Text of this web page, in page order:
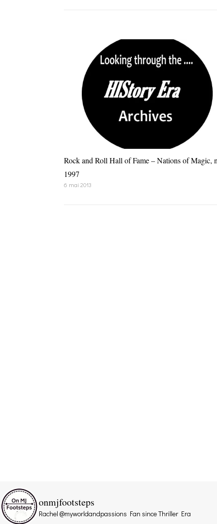
Rock and Roll Hall of Fame – Nations of Magic,
1997
6 mai 2013
onmjfootsteps
Rachel @myworldandpassions Fan since Thriller Era